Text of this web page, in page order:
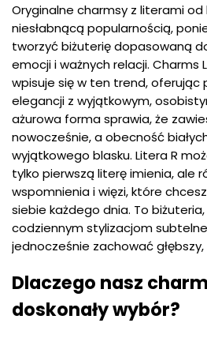
Oryginalne charmsy z literami
niesłabnącą popularnością,
tworzyć biżuterię dopasowaną
emocji i ważnych relacji. Charms
wpisuje się w ten trend, oferując
elegancji z wyjątkowym,
ażurowa forma sprawia, że
nowocześnie, a obecność
wyjątkowego blasku. Litera R
tylko pierwszą literę imienia, ale
wspomnienia i więzi, które
siebie każdego dnia. To
codziennym stylizacjom
jednocześnie zachować
Dlaczego nasz
doskonały wybór?